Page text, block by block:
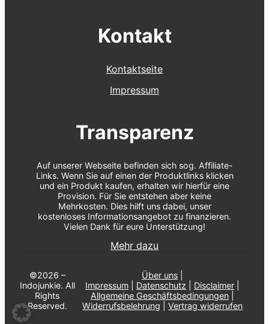
Kontakt
Kontaktseite
Impressum
Transparenz
Auf unserer Webseite befinden sich sog. Affiliate-
Links. Wenn Sie auf einen der Produktlinks klicken
und ein Produkt kaufen, erhalten wir hierfür eine
Provision. Für Sie entstehen aber keine
Mehrkosten. Dies hilft uns dabei, unser
kostenloses Informationsangebot zu finanzieren.
Vielen Dank für eure Unterstützung!
Mehr dazu
©2026 –
Indojunkie. All
Rights
Reserved.
Über uns
Impressum
Datenschutz Disclaimer
Allgemeine Geschäftsbedingungen
Widerrufsbelehrung |Vertrag widerrufen